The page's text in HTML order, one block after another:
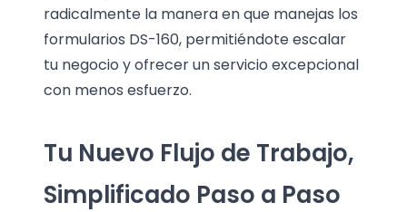
radicalmente la manera en que manejas los
formularios DS-160, permitiéndote escalar
tu negocio y ofrecer un servicio excepcional
con menos esfuerzo.
Tu Nuevo Flujo de Trabajo,
Simplificado Paso a Paso